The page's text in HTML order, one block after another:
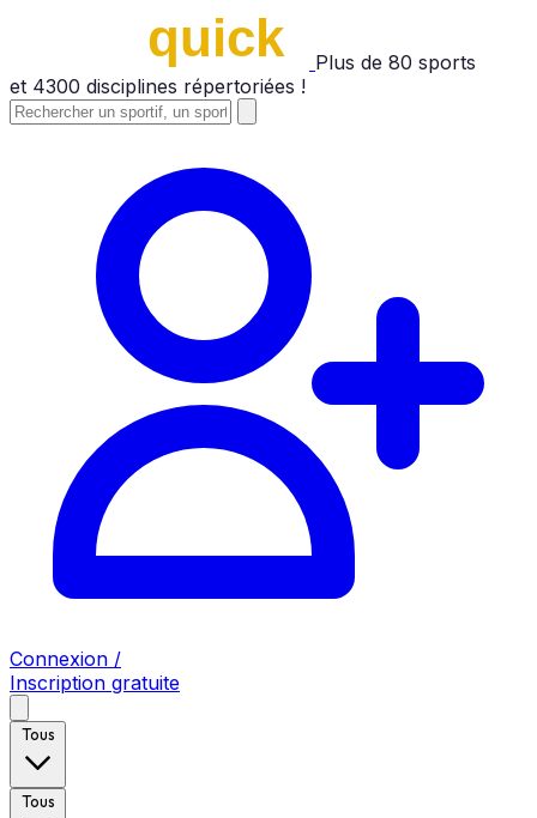
Plus de 80 sports
et 4300 disciplines répertoriées !
Connexion /
Inscription gratuite
Tous
Tous